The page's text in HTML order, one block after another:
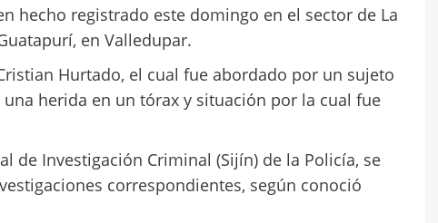
hecho registrado este domingo en el sector de La
en Valledupar.
Hurtado, el cual fue abordado por un sujeto
herida en un tórax y situación por la cual fue
de Investigación Criminal (Sijín) de la Policía, se
correspondientes, según conoció